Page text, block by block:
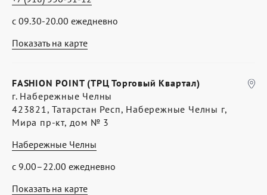
Показать на карте
с 09.30-20.00 ежедневно
Показать на карте
FASHION POINT (ТРЦ Торговый Квартал)
г. Набережные Челны
423821, Татарстан Респ, Набережные Челны г,
Мира пр-кт, дом № 3
Набережные Челны
с 9.00–22.00 ежедневно